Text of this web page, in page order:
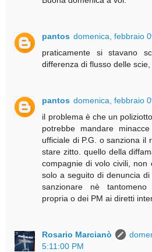
pantos domenica, febbraio
praticamente si stavano
differenza di flusso delle
pantos domenica, febbraio
il problema è che un
potrebbe mandare
ufficiale di P.G. o sanziona il
stare zitto. quello della
compagnie di volo civili,
solo a seguito di denuncia
sanzionare nè
propria o dei PM ai diretti
Rosario Marcianò
5:11:00 PM